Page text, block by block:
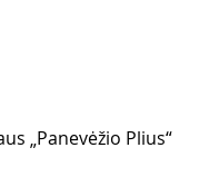
„Panevėžio Plius“